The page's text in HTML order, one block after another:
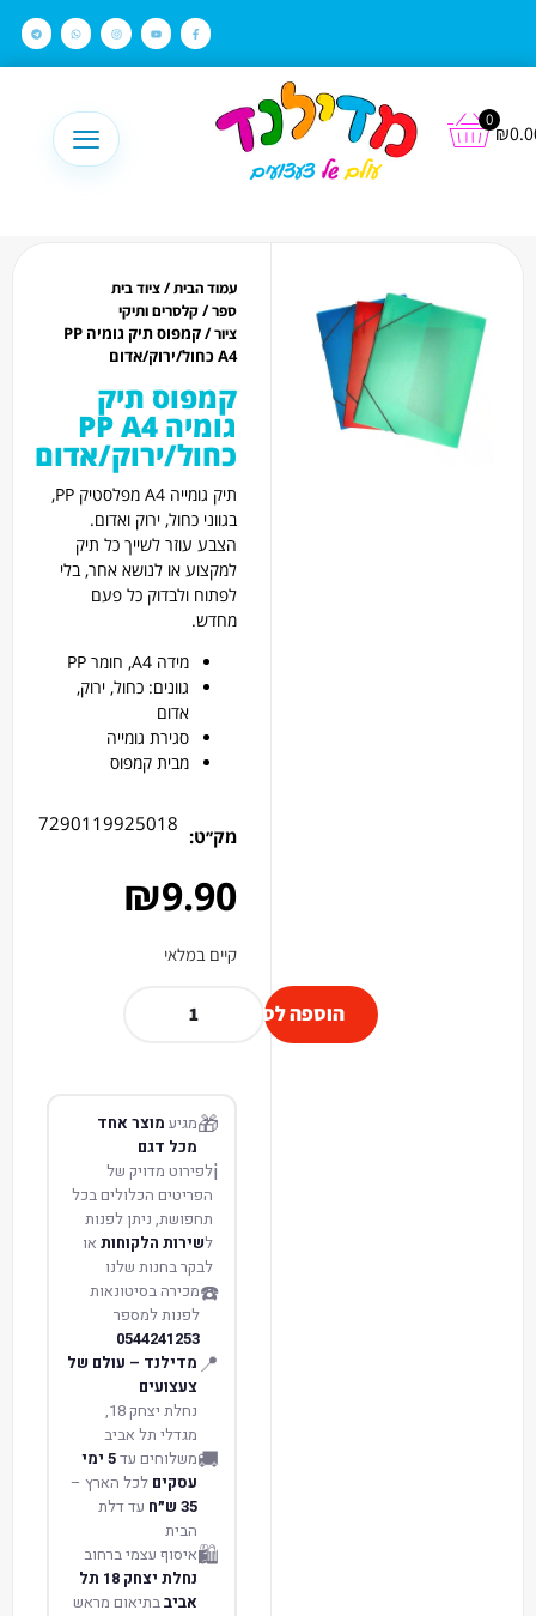
₪
0
עמוד הבית/ציוד בית
ספר/קלסרים ותיקי
ציור
/ קמפוס תיק גומיה PP
A4 כחול/ירוק/אדום
קמפוס תיק
גומיה PP A4
כחול/ירוק/אדום
תיק גומייה A4 מפלסטיק PP,
בגווני כחול, ירוק ואדום.
הצבע עוזר לשייך כל תיק
למקצוע או לנושא אחר, בלי
לפתוח ולבדוק כל פעם
מחדש.
מידה A4, חומר PP
גוונים: כחול, ירוק,
אדום
סגירת גומייה
מבית קמפוס
מק׳׳ט:
7290119925018
₪9.90
קיים במלאי
הוספה לסל
🎁מגיע מוצר אחד
מכל דגם
ℹ️לפירוט מדויק של
הפריטים הכלולים בכל
תחפושת, ניתן לפנות
לשירות הלקוחות או
לבקר בחנות שלנו
☎️מכירה בסיטונאות
לפנות למספר
0544241253
📍 מדילנד – עולם של
צעצועים
נחלת יצחק 18,
מגדלי תל אביב
🚚משלוחים עד 5 ימי
עסקים לכל הארץ –
35 ש״ח
עד דלת
הבית
🛍️איסוף עצמי ברחוב
נחלת יצחק 18 תל
אביבבתיאום מראש